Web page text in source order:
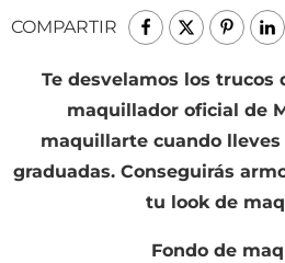
COMPARTIR
Te desvelamos los trucos
maquillador oficial de
maquillarte cuando
graduadas. Conseguirás
tu look de
Fondo de